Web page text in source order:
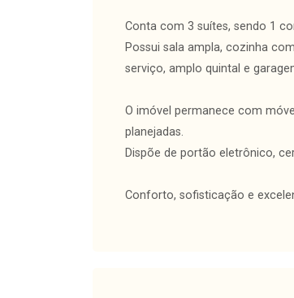
Conta com 3 suítes, sendo 1
Possui sala ampla, cozinha
serviço, amplo quintal e
O imóvel permanece com
planejadas.
Dispõe de portão eletrônico,
Conforto, sofisticação e